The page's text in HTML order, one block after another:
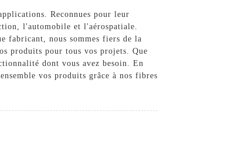
Reconnues pour leur
l'automobile et l'aérospatiale.
fabricant, nous sommes fiers de la
produits pour tous vos projets. Que
dont vous avez besoin. En
vos produits grâce à nos fibres